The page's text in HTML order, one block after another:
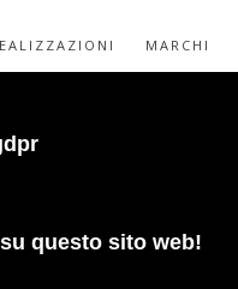
MARCHI